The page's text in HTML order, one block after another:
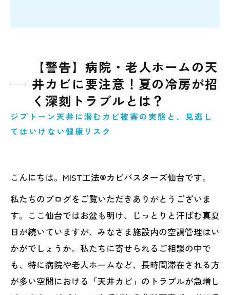
【警告】病院・老人ホームの天
井カビに要注意！夏の冷房が招
く深刻トラブルとは？
ジプトーン天井に潜むカビ被害の実態と、見逃し
てはいけない健康リスク
こんにちは。MIST工法®カビバスターズ仙台です。
私たちのブログをご覧いただきありがとうございま
す。ここ仙台ではお盆も明け、じっとりと汗ばむ真夏
日が続いていますが、みなさま施設内の空調管理はい
かがでしょうか。私たちに寄せられるご相談の中で
も、特に病院や老人ホームなど、長時間滞在される方
が多い空間における「天井カビ」のトラブルが急増し